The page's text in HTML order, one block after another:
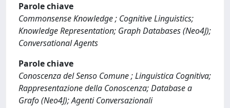
Parole chiave
Commonsense Knowledge ; Cognitive Linguistics;
Knowledge Representation; Graph Databases (Neo4J);
Conversational Agents
Parole chiave
Conoscenza del Senso Comune ; Linguistica Cognitiva;
Rappresentazione della Conoscenza; Database a
Grafo (Neo4J); Agenti Conversazionali